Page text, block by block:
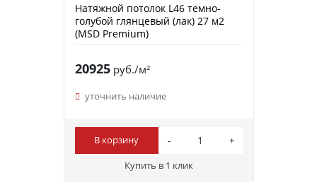
Натяжной потолок L46 темно-
голубой глянцевый (лак) 27 м2
(MSD Premium)
20925руб./м²
уточнить наличие
В корзину
Купить в 1 клик